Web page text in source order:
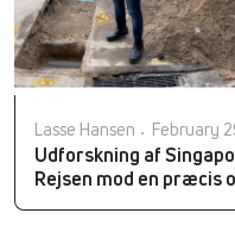
Lasse Hansen February
Udforskning af
Rejsen mod en præcis